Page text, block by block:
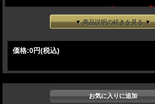
その他のパワー
スペック、価格等お問い
▼ 商品説明の続きを見る ▼
価格:0円(税込)